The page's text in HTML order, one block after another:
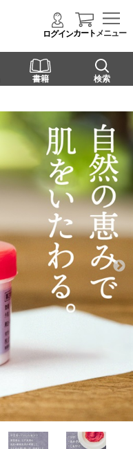
ログインカートメニュー
書籍 検索